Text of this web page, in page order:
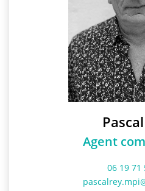
Agent
06 19 71